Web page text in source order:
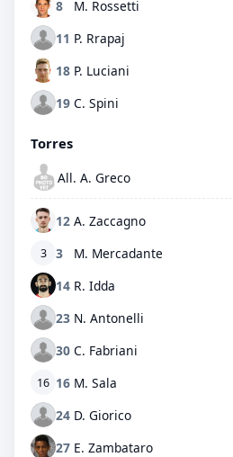
8
M. Rossetti
11 P. Rrapaj
18 P. Luciani
19 C. Spini
Torres
All. A. Greco
12 A. Zaccagno
3 3
M. Mercadante
14 R. Idda
23 N. Antonelli
30 C. Fabriani
16 16 M. Sala
24 D. Giorico
27 E. Zambataro